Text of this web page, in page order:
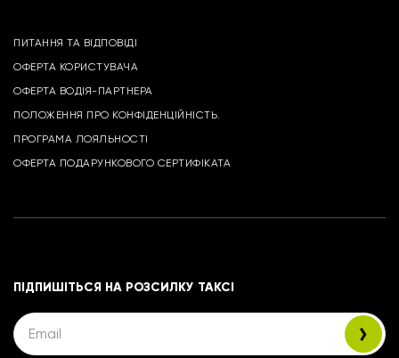
ПИТАННЯ ТА ВІДПОВІДІ
ОФЕРТА КОРИСТУВАЧА
ОФЕРТА ВОДІЯ-ПАРТНЕРА
ПОЛОЖЕННЯ ПРО КОНФІДЕНЦІЙНІСТЬ.
ПРОГРАМА ЛОЯЛЬНОСТІ
ОФЕРТА ПОДАРУНКОВОГО СЕРТИФІКАТА
ПІДПИШІТЬСЯ НА РОЗСИЛКУ ТАКСІ